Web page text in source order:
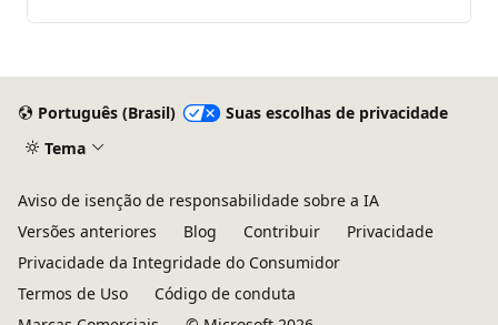
Português (Brasil)
Suas escolhas de privacidade
Tema
Aviso de isenção de responsabilidade sobre a IA
Versões anteriores
Blog Contribuir
Privacidade
Privacidade da Integridade do Consumidor
Termos de Uso
Código de conduta